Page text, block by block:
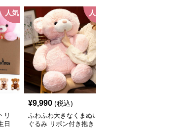
人気
リ
日
人気
¥9,990 (税込)
ふわふわ大きなくまぬい
ぐるみ リボン付き抱き